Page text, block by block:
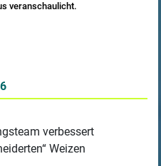
veranschaulicht.
verbessert
Weizen